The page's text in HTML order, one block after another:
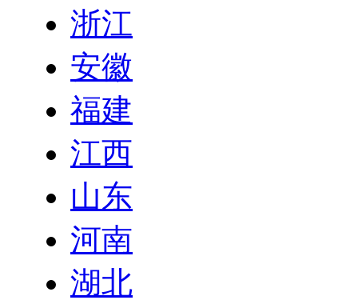
浙江
安徽
福建
江西
山东
河南
湖北